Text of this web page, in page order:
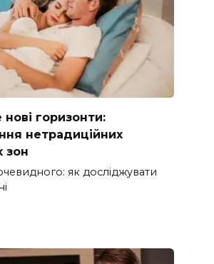
нові горизонти:
нетрадиційних
зон
як досліджувати